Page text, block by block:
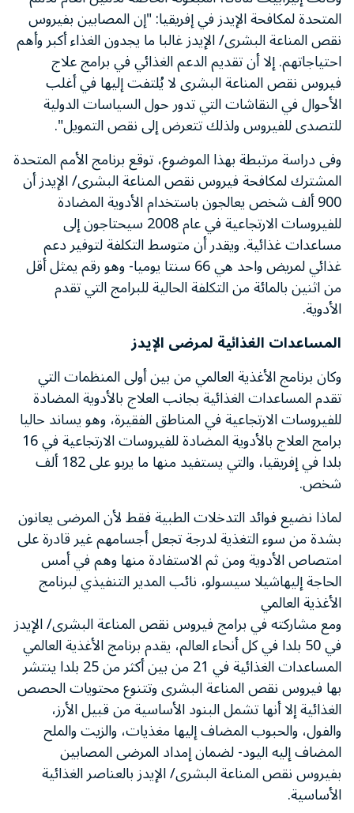
المتحدة لمكافحة الإيدز في إفريقيا: "إن المصابين بفيروس
نقص المناعة البشرى/ الإيدز غالبا ما يجدون الغذاء أكبر وأهم
احتياجاتهم. إلا أن تقديم الدعم الغذائي في برامج علاج
فيروس نقص المناعة البشرى لا يُلتفت إليها في أغلب
الأحوال في النقاشات التي تدور حول السياسات الدولية
للتصدى للفيروس ولذلك تتعرض إلى نقص التمويل".
وفى دراسة مرتبطة بهذا الموضوع، توقع برنامج الأمم المتحدة
المشترك لمكافحة فيروس نقص المناعة البشرى/ الإيدز أن
900 ألف شخص يعالجون باستخدام الأدوية المضادة
للفيروسات الارتجاعية في عام 2008 سيحتاجون إلى
مساعدات غذائية. ويقدر أن متوسط التكلفة لتوفير دعم
غذائي لمريض واحد هي 66 سنتا يوميا- وهو رقم يمثل أقل
من اثنين بالمائة من التكلفة الحالية للبرامج التي تقدم
الأدوية.
المساعدات الغذائية لمرضى الإيدز
وكان برنامج الأغذية العالمي من بين أولى المنظمات التي
تقدم المساعدات الغذائية بجانب العلاج بالأدوية المضادة
للفيروسات الارتجاعية في المناطق الفقيرة، وهو يساند حاليا
برامج العلاج بالأدوية المضادة للفيروسات الارتجاعية في 16
بلدا في إفريقيا، والتي يستفيد منها ما يربو على 182 ألف
شخص.
لماذا نضيع فوائد التدخلات الطبية فقط لأن المرضى يعانون
بشدة من سوء التغذية لدرجة تجعل أجسامهم غير قادرة على
امتصاص الأدوية ومن ثم الاستفادة منها وهم في أمس
الحاجة إليهاشيلا سيسولو، نائب المدير التنفيذي لبرنامج
الأغذية العالمي
ومع مشاركته في برامج فيروس نقص المناعة البشرى/ الإيدز
في 50 بلدا في كل أنحاء العالم، يقدم برنامج الأغذية العالمي
المساعدات الغذائية في 21 من بين أكثر من 25 بلدا ينتشر
بها فيروس نقص المناعة البشرى وتتنوع محتويات الحصص
الغذائية إلا أنها تشمل البنود الأساسية من قبيل الأرز،
والفول، والحبوب المضاف إليها مغذيات، والزيت والملح
المضاف إليه اليود- لضمان إمداد المرضى المصابين
بفيروس نقص المناعة البشرى/ الإيدز بالعناصر الغذائية
الأساسية.